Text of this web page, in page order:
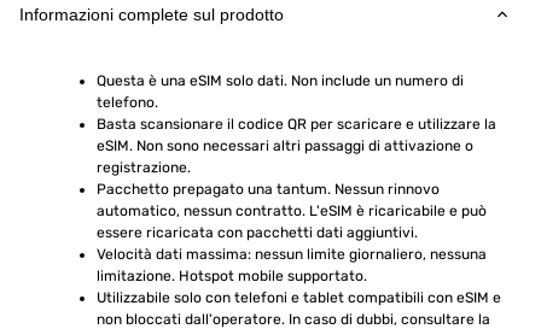
Informazioni complete sul prodotto
Questa è una eSIM solo dati. Non include un numero di
telefono.
Basta scansionare il codice QR per scaricare e utilizzare la
eSIM. Non sono necessari altri passaggi di attivazione o
registrazione.
Pacchetto prepagato una tantum. Nessun rinnovo
automatico, nessun contratto. L'eSIM è ricaricabile e può
essere ricaricata con pacchetti dati aggiuntivi.
Velocità dati massima: nessun limite giornaliero, nessuna
limitazione. Hotspot mobile supportato.
Utilizzabile solo con telefoni e tablet compatibili con eSIM e
non bloccati dall'operatore. In caso di dubbi, consultare la